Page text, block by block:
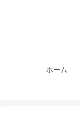
ホーム